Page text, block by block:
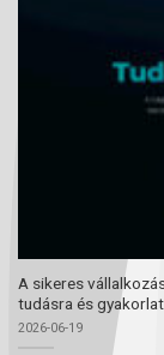
A sikeres
tudásra és
2026-06-19